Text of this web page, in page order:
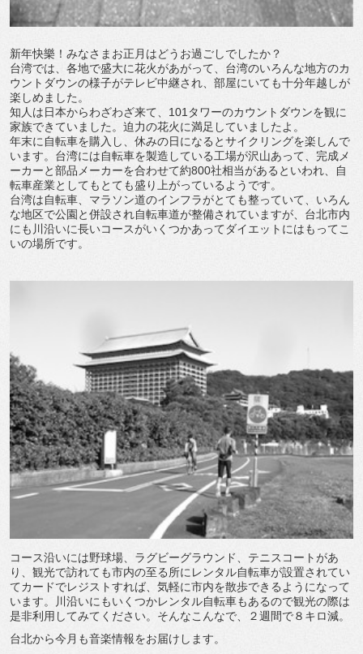
新年快樂！みなさまお正月はどうお過ごしでしたか？
台湾では、各地で盛大に花火があがって、台湾のいろんな地方のカ
ウントダウンの様子がテレビ中継され、部屋にいても十分年越しが
楽しめました。
知人は日本からわざわざ来て、101タワーのカウントダウンを観に
家族できていました。迫力の花火に満足していましたよ。
年末に自転車を購入し、休みの日になるとサイクリングを楽しんで
います。台湾には自転車を製造している工場が沢山あって、完成メ
ーカーと部品メーカーを合わせて約800社相当があるといわれ、自
転車産業としてもとても盛り上がっているようです。
台湾は自転車、マラソン道のインフラがとても整っていて、いろん
な地区で公園と併設され自転車道が整備されていますが、台北市内
にも川沿いに長いコースがいくつかあってダイエットにはもってこ
いの場所です。
コース沿いには野球場、ラグビーグラウンド、テニスコートがあ
り、観光で訪れても市内の至る所にレンタル自転車が設置されてい
てカードでレジストすれば、気軽に市内を散歩できるようになって
います。川沿いにもいくつかレンタル自転車もあるので観光の際は
是非利用してみてください。そんなこんなで、２週間で８キロ減。
台北から今月も音楽情報をお届けします。